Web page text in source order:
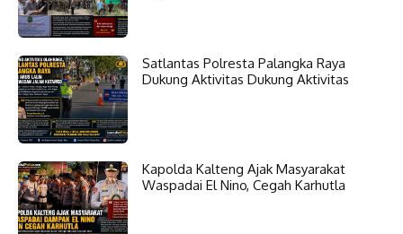
Satlantas Polresta Palangka Raya
Dukung Aktivitas Dukung Aktivitas
Kapolda Kalteng Ajak Masyarakat
Waspadai El Nino, Cegah Karhutla